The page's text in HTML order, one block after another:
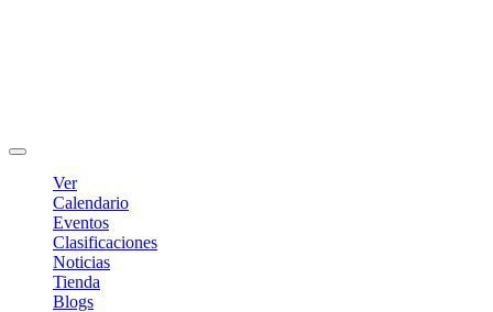
Ver
Calendario
Eventos
Clasificaciones
Noticias
Tienda
Blogs